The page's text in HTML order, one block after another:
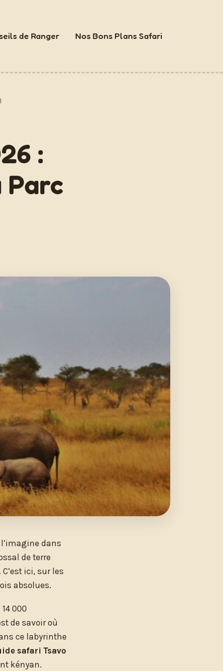
de Ranger Nos Bons Plans Safari
:
Parc
dans
de terre
ici, sur les
absolues.
000
de savoir où
ce labyrinthe
safari Tsavo
kényan.